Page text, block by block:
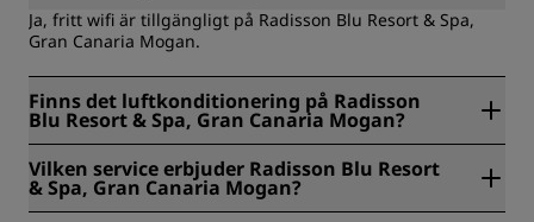
Ja, fritt wifi är tillgängligt på Radisson Blu Resort & Spa,
Gran Canaria Mogan.
Finns det luftkonditionering på Radisson
Blu Resort & Spa, Gran Canaria Mogan?
Spa, Gran Canaria Mogan.
Vilken service erbjuder Radisson Blu Resort
& Spa, Gran Canaria Mogan?